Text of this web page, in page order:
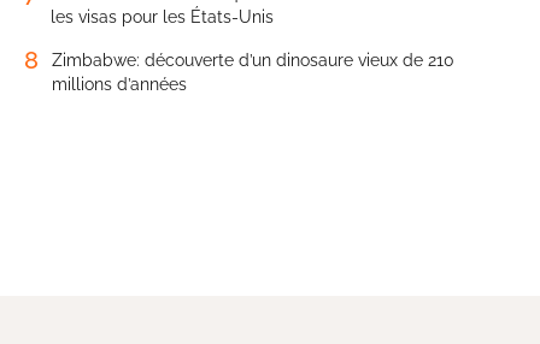
les visas pour les États-Unis
8
Zimbabwe: découverte d’un dinosaure vieux de 210
millions d’années